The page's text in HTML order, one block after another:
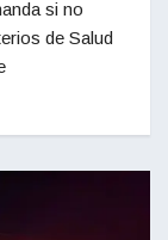
si no
de Salud